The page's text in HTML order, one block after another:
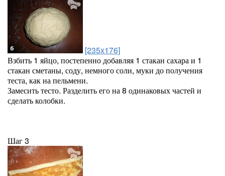
[235x176]
Взбить 1 яйцо, постепенно добавляя 1 стакан сахара и 1
стакан сметаны, соду, немного соли, муки до получения
теста, как на пельмени.
Замесить тесто. Разделить его на 8 одинаковых частей и
сделать колобки.
Шаг 3